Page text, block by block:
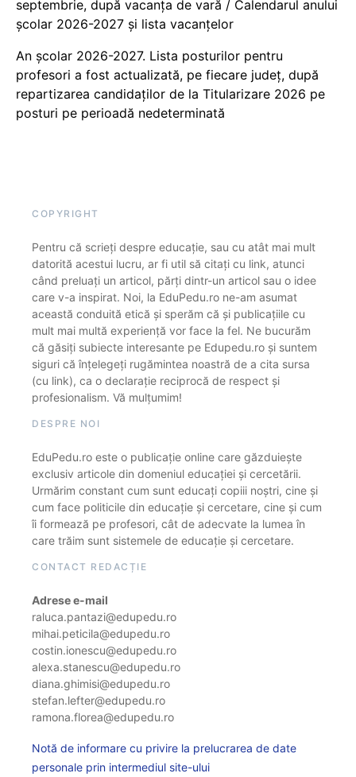
septembrie, după vacanța de vară / Calendarul anului
școlar 2026-2027 și lista vacanțelor
An școlar 2026-2027. Lista posturilor pentru
profesori a fost actualizată, pe fiecare județ, după
repartizarea candidaților de la Titularizare 2026 pe
posturi pe perioadă nedeterminată
COPYRIGHT
Pentru că scrieți despre educație, sau cu atât mai mult
datorită acestui lucru, ar fi util să citați cu link, atunci
când preluați un articol, părți dintr-un articol sau o idee
care v-a inspirat. Noi, la EduPedu.ro ne-am asumat
această conduită etică și sperăm că și publicațiile cu
mult mai multă experiență vor face la fel. Ne bucurăm
că găsiți subiecte interesante pe Edupedu.ro și suntem
siguri că înțelegeți rugămintea noastră de a cita sursa
(cu link), ca o declarație reciprocă de respect și
profesionalism. Vă mulțumim!
DESPRE NOI
EduPedu.ro este o publicație online care găzduiește
exclusiv articole din domeniul educației și cercetării.
Urmărim constant cum sunt educați copiii noștri, cine și
cum face politicile din educație și cercetare, cine și cum
îi formează pe profesori, cât de adecvate la lumea în
care trăim sunt sistemele de educație și cercetare.
CONTACT REDACȚIE
Adrese e-mail
raluca.pantazi@edupedu.ro
mihai.peticila@edupedu.ro
costin.ionescu@edupedu.ro
alexa.stanescu@edupedu.ro
diana.ghimisi@edupedu.ro
stefan.lefter@edupedu.ro
ramona.florea@edupedu.ro
Notă de informare cu privire la prelucrarea de date
personale prin intermediul site-ului